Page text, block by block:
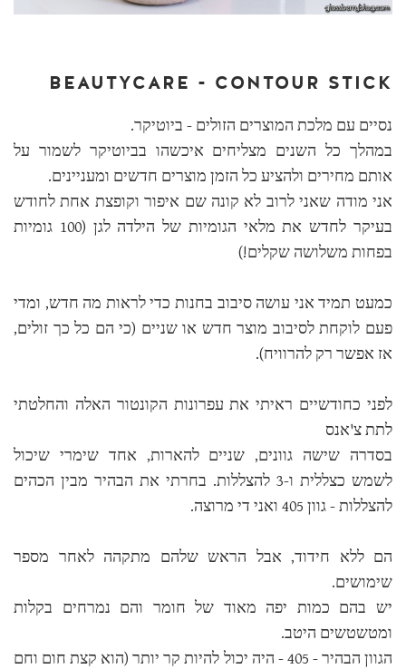
BEAUTYCARE - CONTOUR STICK
נסיים עם מלכת המוצרים הזולים - ביוטיקר.
במהלך כל השנים מצליחים איכשהו בביוטיקר לשמור על
אותם מחירים ולהציע כל הזמן מוצרים חדשים ומעניינים.
אני מודה שאני לרוב לא קונה שם איפור וקופצת אחת לחודש
בעיקר לחדש את מלאי הגומיות של הילדה לגן (100 גומיות
בפחות משלושה שקלים!)
כמעט תמיד אני עושה סיבוב בחנות כדי לראות מה חדש, ומדי
פעם לוקחת לסיבוב מוצר חדש או שניים (כי הם כל כך זולים,
אז אפשר רק להרוויח).
לפני כחודשיים ראיתי את עפרונות הקונטור האלה והחלטתי
לתת צ'אנס
בסדרה שישה גוונים, שניים להארות, אחד שימרי שיכול
לשמש כצללית ו-3 להצללות. בחרתי את הבהיר מבין הכהים
להצללות - גוון 405 ואני די מרוצה.
הם ללא חידוד, אבל הראש שלהם מתקהה לאחר מספר
שימושים.
יש בהם כמות יפה מאוד של חומר והם נמרחים בקלות
ומטשטשים היטב.
הגוון הבהיר - 405 - היה יכול להיות קר יותר (הוא קצת חום וחם